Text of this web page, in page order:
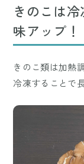
きのこは
味アップ！
きのこ類は加熱
冷凍することで